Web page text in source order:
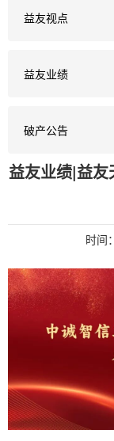
益友视点
益友业绩
破产公告
益友业绩|益
时间：